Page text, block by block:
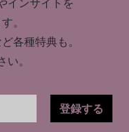
。
各種特典も。
。
登録する